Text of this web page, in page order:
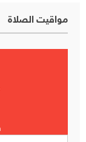
مواقيت الصلاة